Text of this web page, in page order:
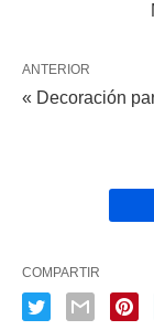
ANTERIOR
« Decoración
COMPARTIR